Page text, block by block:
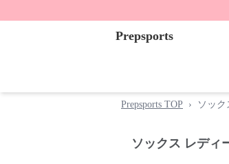
Prepsports
Prepsports TOP › ソック
ソックス レディ